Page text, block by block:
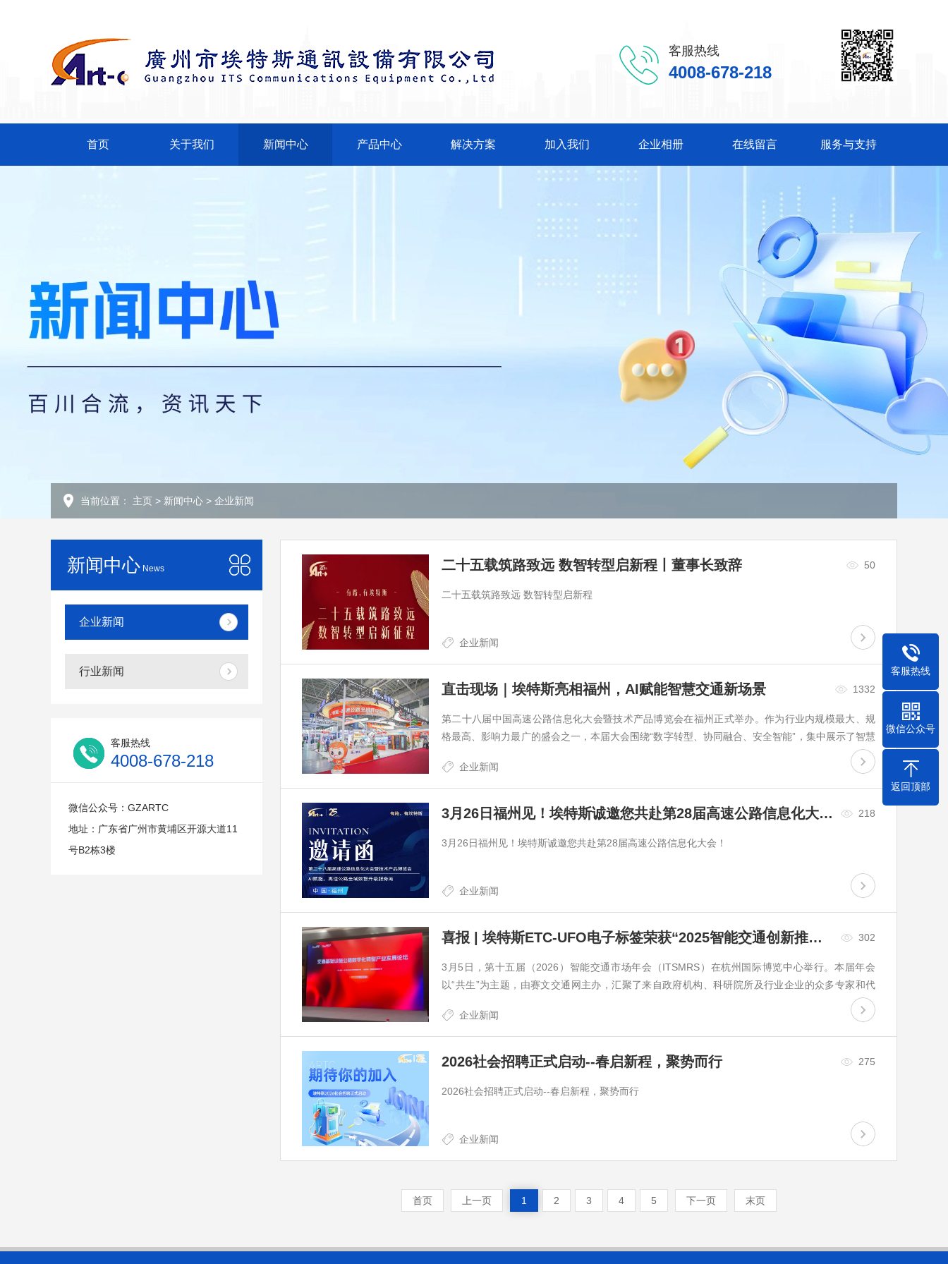
客服热线
4008-678-218
首页 关于我们 新闻中心 产品中心 解决方案 加入我们 企业相册 在线留言 服务与支持
当前位置： 主页 > 新闻中心 > 企业新闻
新闻中心 News
企业新闻
行业新闻
客服热线
4008-678-218
微信公众号：GZARTC
地址：广东省广州市黄埔区开源大道11
号B2栋3楼
二十五载筑路致远 数智转型启新程丨董事长致辞 50
二十五载筑路致远 数智转型启新程
企业新闻
直击现场｜埃特斯亮相福州，AI赋能智慧交通新场景 1332
第二十八届中国高速公路信息化大会暨技术产品博览会在福州正式举办。作为行业内规模最大、规
格最高、影响力最广的盛会之一，本届大会围绕“数字转型、协同融合、安全智能”，集中展示了智慧
企业新闻
3月26日福州见！埃特斯诚邀您共赴第28届高速公路信息化大会！ 218
3月26日福州见！埃特斯诚邀您共赴第28届高速公路信息化大会！
企业新闻
喜报 | 埃特斯ETC-UFO电子标签荣获“2025智能交通创新推荐产品” 302
3月5日，第十五届（2026）智能交通市场年会（ITSMRS）在杭州国际博览中心举行。本届年会
以“共生”为主题，由赛文交通网主办，汇聚了来自政府机构、科研院所及行业企业的众多专家和代
企业新闻
2026社会招聘正式启动--春启新程，聚势而行 275
2026社会招聘正式启动--春启新程，聚势而行
企业新闻
首页 上一页 1 2 3 4 5 下一页 末页
客服热线
微信公众号
返回顶部